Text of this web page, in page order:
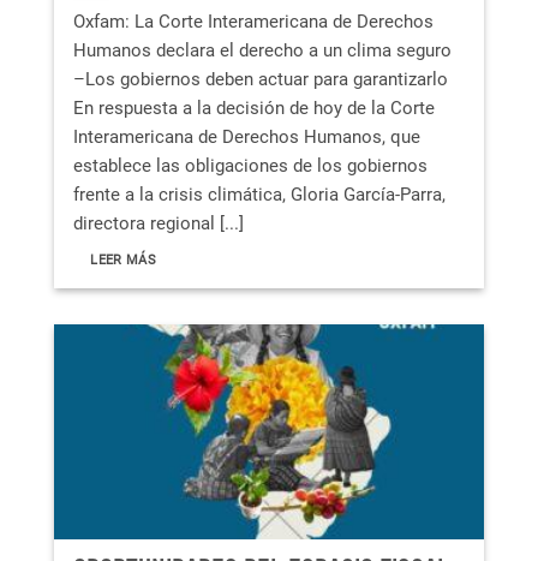
Oxfam: La Corte Interamericana de Derechos
Humanos declara el derecho a un clima seguro
–Los gobiernos deben actuar para garantizarlo
En respuesta a la decisión de hoy de la Corte
Interamericana de Derechos Humanos, que
establece las obligaciones de los gobiernos
frente a la crisis climática, Gloria García-Parra,
directora regional [...]
LEER MÁS